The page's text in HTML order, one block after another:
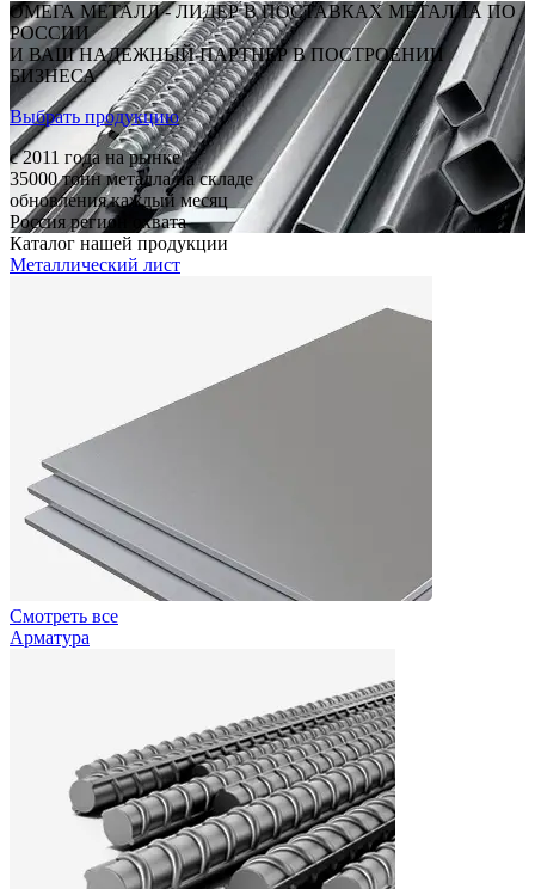
ОМЕГА МЕТАЛЛ - ЛИДЕР В ПОСТАВКАХ МЕТАЛЛА ПО
РОССИИ
И ВАШ НАДЕЖНЫЙ ПАРТНЕР В ПОСТРОЕНИИ
БИЗНЕСА
Выбрать продукцию
c 2011 года на рынке
35000 тонн металла на складе
обновления каждый месяц
Россия регион охвата
Каталог нашей продукции
Металлический лист
Смотреть все
Арматура